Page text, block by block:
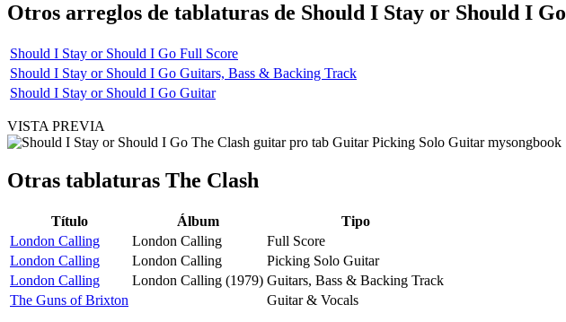
Otros arreglos de tablaturas de Should I Stay or Should I Go
Should I Stay or Should I Go Full Score
Should I Stay or Should I Go Guitars, Bass & Backing Track
Should I Stay or Should I Go Guitar
VISTA PREVIA
Otras tablaturas The Clash
Título Álbum
Tipo
London Calling
London Calling
Full Score
London Calling
London Calling
Picking Solo Guitar
London Calling
London Calling (1979) Guitars, Bass & Backing Track
The Guns of Brixton
Guitar & Vocals